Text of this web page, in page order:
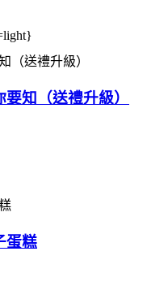
知（送禮升級）
蛋糕